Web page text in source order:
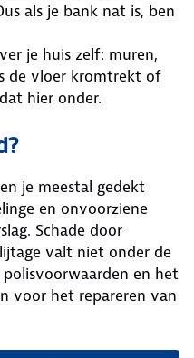
als je bank nat is, ben
je huis zelf: muren,
de vloer kromtrekt of
hier onder.
je meestal gedekt
en onvoorziene
Schade door
valt niet onder de
en het
voor het repareren van